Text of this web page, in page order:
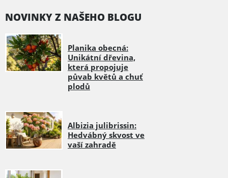
NOVINKY Z NAŠEHO BLOGU
Planika obecná:
Unikátní dřevina,
která propojuje
půvab květů a chuť
plodů
Albizia julibrissin:
Hedvábný skvost ve
vaší zahradě